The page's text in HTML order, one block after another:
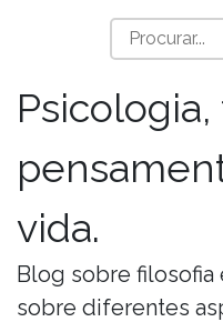
vida.
Blog sobre
sobre diferentes